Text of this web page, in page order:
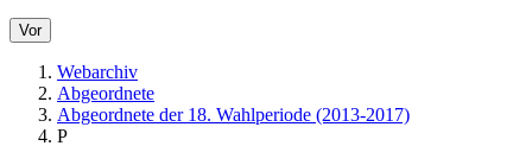
Vor
Webarchiv
Abgeordnete
Abgeordnete der 18. Wahlperiode (2013-2017)
P